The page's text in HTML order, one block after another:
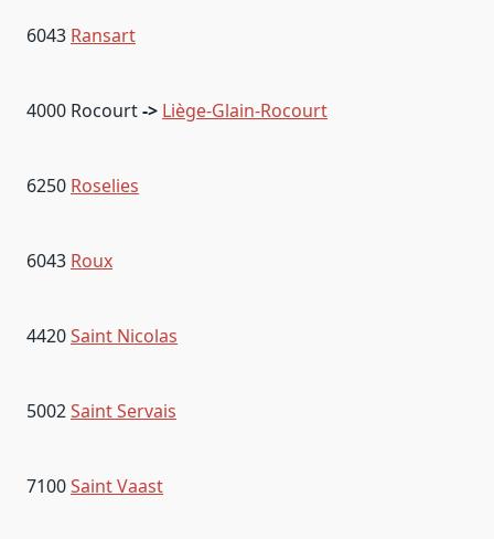
6043 Ransart
4000 Rocourt-> Liège-Glain-Rocourt
6250 Roselies
6043 Roux
4420Saint Nicolas
5002Saint Servais
7100Saint Vaast